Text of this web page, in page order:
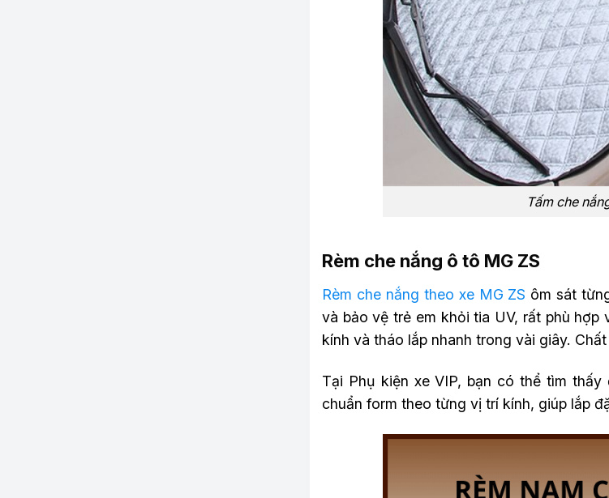
Tấm che
Rèm che nắng ô tô MG ZS
Rèm che nắng theo xe MG ZS ôm sát
và bảo vệ trẻ em khỏi tia UV, rất phù
kính và tháo lắp nhanh trong vài giây.
Tại Phụ kiện xe VIP, bạn có thể tìm
chuẩn form theo từng vị trí kính, giúp lắp